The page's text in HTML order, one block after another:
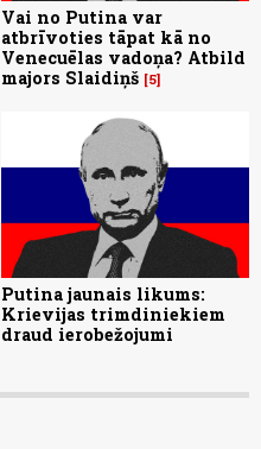
Vai no Putina var
atbrīvoties tāpat kā no
Venecuēlas vadoņa? Atbild
majors Slaidiņš 5
Putina jaunais likums:
Krievijas trimdiniekiem
draud ierobežojumi